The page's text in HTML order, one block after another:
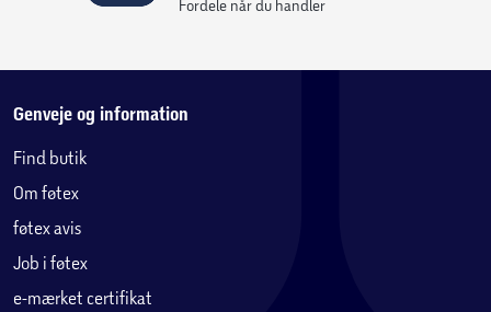
Fordele når du handler
Genveje og information
Find butik
Om føtex
føtex avis
Job i føtex
e-mærket certifikat